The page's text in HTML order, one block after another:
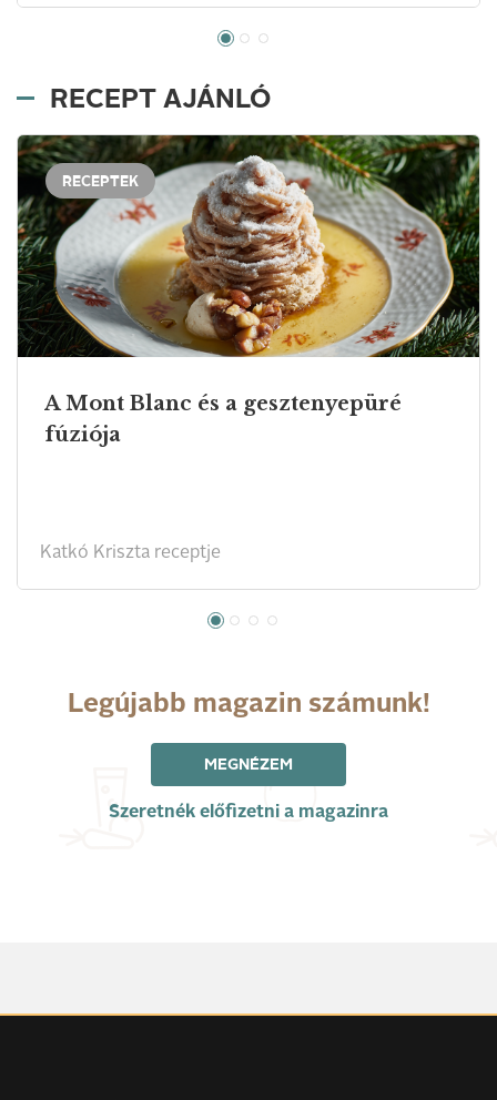
RECEPT AJÁNLÓ
RECEPTEK
A Mont Blanc és a gesztenyepüré
fúziója
Katkó Kriszta receptje
Legújabb magazin számunk!
MEGNÉZEM
Szeretnék előfizetni a magazinra